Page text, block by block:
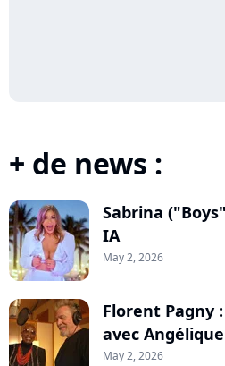
+ de news :
Sabrina
IA
May 2, 2026
Florent Pagny
avec
May 2, 2026